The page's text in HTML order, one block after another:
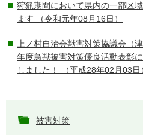
狩猟期間において県内の一部区
ます （令和元年08月16日）
上ノ村自治会獣害対策協議会（
年度鳥獣被害対策優良活動表彰
しました！
（平成28年02月03日
被害対策